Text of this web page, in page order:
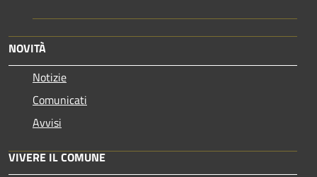
NOVITÀ
Notizie
Comunicati
Avvisi
VIVERE IL COMUNE